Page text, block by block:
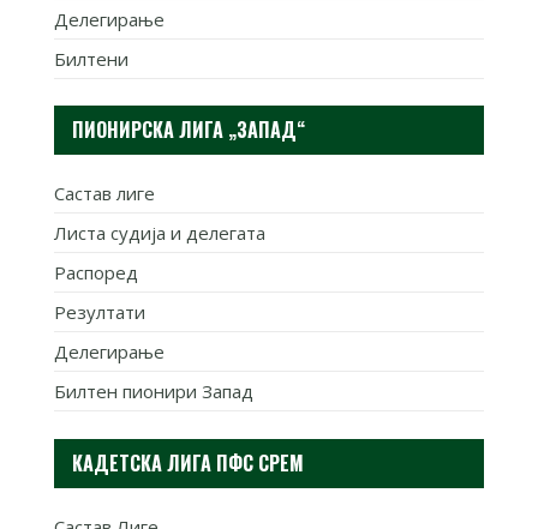
Делегирање
Билтени
ПИОНИРСКА ЛИГА „ЗАПАД“
Састав лиге
Листа судија и делегата
Распоред
Резултати
Делегирање
Билтен пионири Запад
КАДЕТСКА ЛИГА ПФС СРЕМ